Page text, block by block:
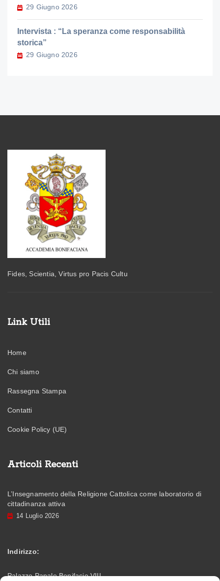
29 Giugno 2026
Intervista : “La speranza come responsabilità
storica”
29 Giugno 2026
Fides, Scientia, Virtus pro Pacis Cultu
Link Utili
Home
Chi siamo
Rassegna Stampa
Contatti
Cookie Policy (UE)
Articoli Recenti
L’Insegnamento della Religione Cattolica come laboratorio di
cittadinanza attiva
14 Luglio 2026
Indirizzo:
Palazzo Papale Bonifacio VIII